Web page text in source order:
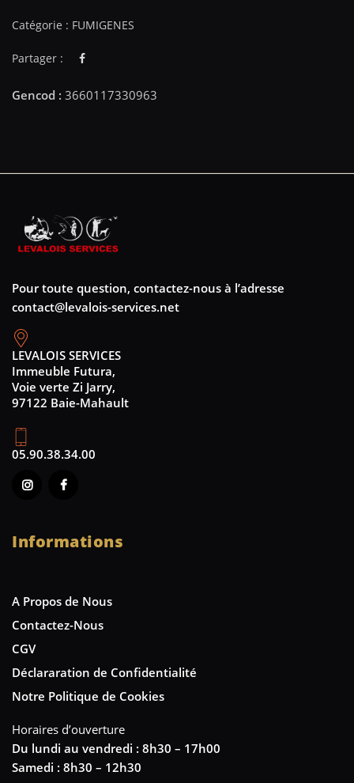
Catégorie : FUMIGENES
Partager :
Pour toute question, contactez-nous à l’adresse
contact@levalois-services.net
LEVALOIS SERVICES
Immeuble Futura,
Voie verte Zi Jarry,
97122 Baie-Mahault
05.90.38.34.00
Informations
A Propos de Nous
Contactez-Nous
CGV
Déclararation de Confidentialité
Notre Politique de Cookies
Horaires d’ouverture
Du lundi au vendredi : 8h30 – 17h00
Samedi : 8h30 – 12h30